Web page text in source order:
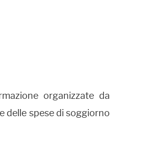
organizzate da
delle spese di soggiorno